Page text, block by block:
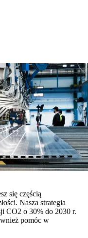
się częścią
Nasza strategia
CO2 o 30% do 2030 r.
pomóc w